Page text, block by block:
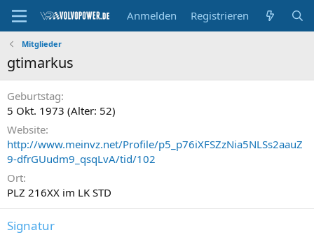
Anmelden Registrieren
Mitglieder
gtimarkus
Geburtstag
5 Okt. 1973 (Alter: 52)
Website
http://www.meinvz.net/Profile/p5_p76iXFSZzNia5NLSs2aauZ
9-dfrGUudm9_qsqLvA/tid/102
Ort
PLZ 216XX im LK STD
Signatur